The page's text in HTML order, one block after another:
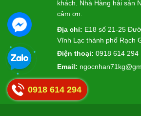
khách. Nhà Hàng hải sản
cảm ơn.
Địa chỉ: E18 số 21-25
Vĩnh Lạc thành phố Rạch
Điện thoại: 0918 614 294
Email:
0918 614 294